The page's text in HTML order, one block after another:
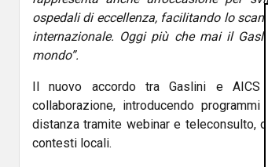
ospedali di eccellenza, facilitando lo
internazionale. Oggi più che mai il
mondo”.
Il nuovo accordo tra Gaslini e AICS
collaborazione, introducendo
distanza tramite webinar e teleconsulto,
contesti locali.